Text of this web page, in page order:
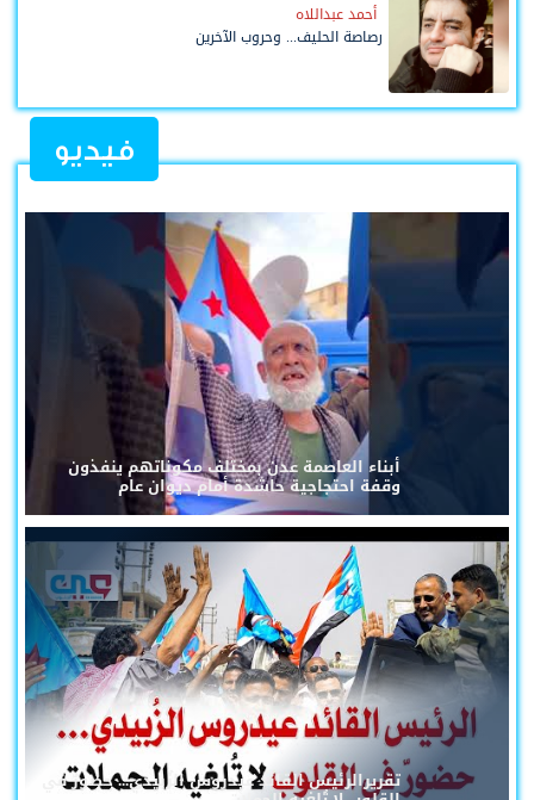
أحمد عبداللاه
رصاصة الحليف... وحروب الآخرين
فيديو
أبناء العاصمة عدن بمختلف مكوناتهم ينفذون
وقفة احتجاجية حاشدة أمام ديوان عام
تقريرالرئيس القائد عيدروس الزُبيدي... حضورٌ في